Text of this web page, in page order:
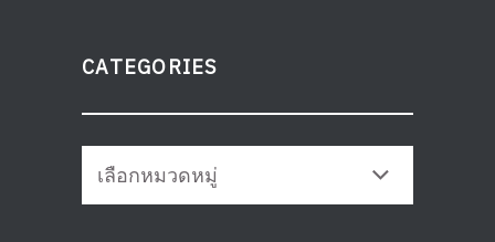
CATEGORIES